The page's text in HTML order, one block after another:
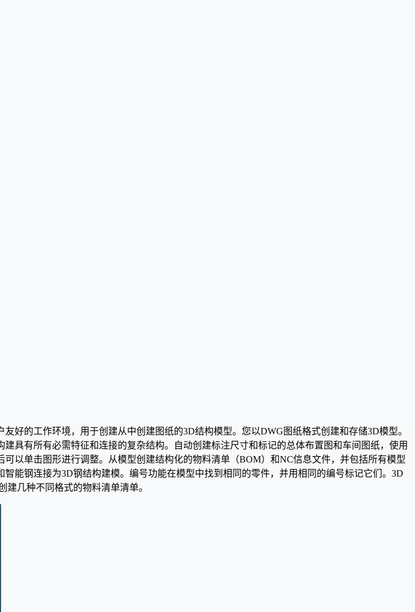
好的工作环境，用于创建从中创建图纸的3D结构模型。您以DWG图纸格式创建和存储3D模型。
建具有所有必需特征和连接的复杂结构。自动创建标注尺寸和标记的总体布置图和车间图纸，使用
以单击图形进行调整。从模型创建结构化的物料清单（BOM）和NC信息文件，并包括所有模型
能钢连接为3D钢结构建模。编号功能在模型中找到相同的零件，并用相同的编号标记它们。3D
建几种不同格式的物料清单清单。